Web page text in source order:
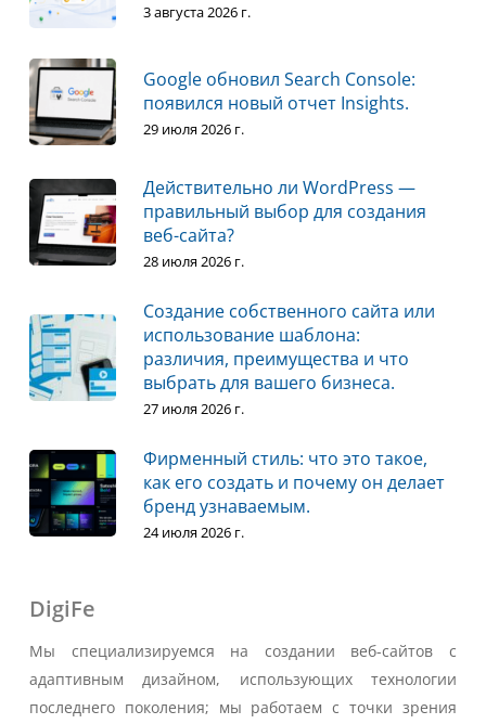
3 августа 2026 г.
Google обновил Search Console:
появился новый отчет Insights.
29 июля 2026 г.
Действительно ли WordPress —
правильный выбор для создания
веб-сайта?
28 июля 2026 г.
Создание собственного сайта или
использование шаблона:
различия, преимущества и что
выбрать для вашего бизнеса.
27 июля 2026 г.
Фирменный стиль: что это такое,
как его создать и почему он делает
бренд узнаваемым.
24 июля 2026 г.
DigiFe
Мы специализируемся на создании веб-сайтов с
адаптивным дизайном, использующих технологии
последнего поколения; мы работаем с точки зрения